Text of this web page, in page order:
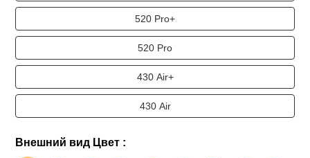
520 Pro+
520 Pro
430 Air+
430 Air
Внешний вид Цвет :